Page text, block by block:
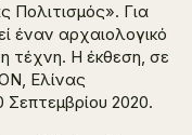
Για
έναν αρχαιολογικό
τέχνη. Η έκθεση, σε
Ελίνας
Σεπτεμβρίου 2020.